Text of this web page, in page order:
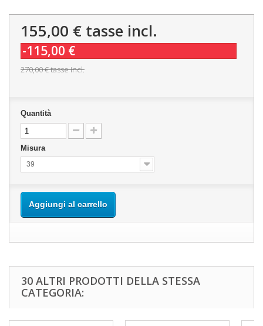
155,00 € tasse incl.
-115,00 €
270,00 €tasse incl.
Quantità
Misura
39
Aggiungi al carrello
30 ALTRI PRODOTTI DELLA STESSA
CATEGORIA: